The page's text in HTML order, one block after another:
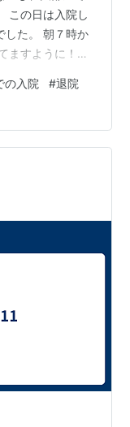
この日は入院し
した。 朝７時か
ますように！と
のでちょっと伸
先生の反応は違
るけど、子宮頚
院できないです
ますけど、い
の入院 #退院